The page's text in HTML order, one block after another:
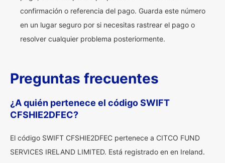
confirmación o referencia del pago. Guarda este número
en un lugar seguro por si necesitas rastrear el pago o
resolver cualquier problema posteriormente.
Preguntas frecuentes
¿A quién pertenece el código SWIFT
CFSHIE2DFEC?
El código SWIFT CFSHIE2DFEC pertenece a CITCO FUND
SERVICES IRELAND LIMITED. Está registrado en en Ireland.